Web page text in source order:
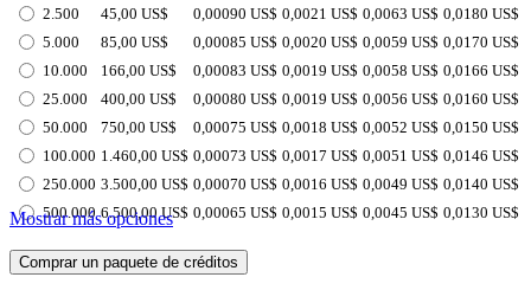
2.500 45,00 US$ 0,00090 US$ 0,0021 US$ 0,0063 US$ 0,0180 US$
5.000
85,00 US$ 0,00085 US$ 0,0020 US$ 0,0059 US$ 0,0170 US$
10.000
166,00 US$ 0,00083 US$ 0,0019 US$ 0,0058 US$ 0,0166 US$
25.000
400,00 US$ 0,00080 US$ 0,0019 US$ 0,0056 US$ 0,0160 US$
50.000
750,00 US$ 0,00075 US$ 0,0018 US$ 0,0052 US$ 0,0150 US$
100.000 1.460,00 US$ 0,00073 US$ 0,0017 US$ 0,0051 US$ 0,0146 US$
250.000 3.500,00 US$ 0,00070 US$ 0,0016 US$ 0,0049 US$ 0,0140 US$
500.000 6.500,00 US$ 0,00065 US$ 0,0015 US$ 0,0045 US$ 0,0130 US$
Mostrar más opciones
Comprar un paquete de créditos